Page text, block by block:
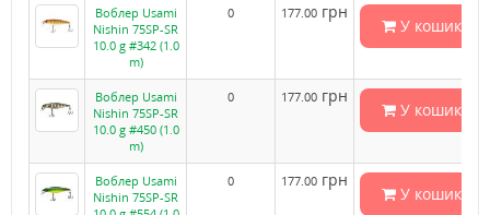
Воблер Usami
Nishin 75SP-SR
10.0 g #342 (1.0
m)
0 177.00 грн
У кошик
Воблер Usami
Nishin 75SP-SR
10.0 g #450 (1.0
m)
0 177.00 грн
У кошик
Воблер Usami
Nishin 75SP-SR
0 177.00 грн
У кошик